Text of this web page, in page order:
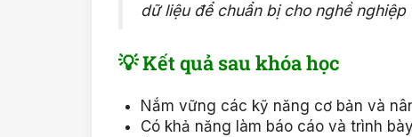
dữ liệu để chuẩn bị cho nghề nghiệp
💡 Kết quả sau khóa học
Nắm vững các kỹ năng cơ bản và
Có khả năng làm báo cáo và trình